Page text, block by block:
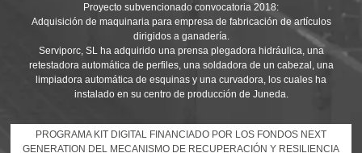
Proyecto subvencionado convocatoria 2018:
Adquisición de maquinaria para empresa de fabricación de artículos
dirigidos a ganadería.
Serviporc, SL ha adquirido una prensa plegadora hidráulica, una
retestadora automática de perfiles, una soldadora de un cabezal, una
limpiadora automática de esquinas y una curvadora, los cuales ha
instalado en su centro de producción de Juneda.
PROGRAMA KIT DIGITAL FINANCIADO POR LOS FONDOS NEXT
GENERATION DEL MECANISMO DE RECUPERACIÓN Y RESILIENCIA